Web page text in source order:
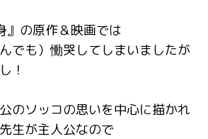
』の原作＆映画では
でも）慟哭してしまいましたが
！
のソッコの思いを中心に描かれ
生が主人公なので